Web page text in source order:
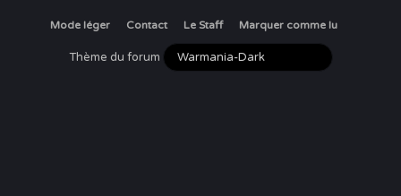
Mode léger Contact Le Staff Marquer comme lu
Thème du forum